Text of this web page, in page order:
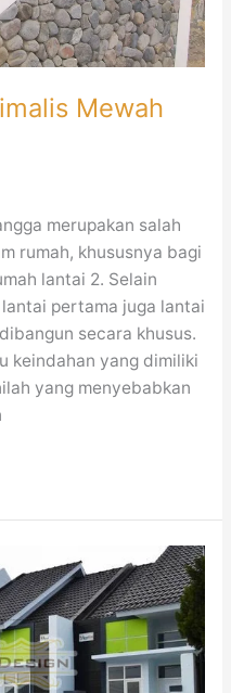
Mewah
merupakan salah
rumah, khususnya bagi
lantai 2. Selain
pertama juga lantai
secara khusus.
keindahan yang dimiliki
yang menyebabkan